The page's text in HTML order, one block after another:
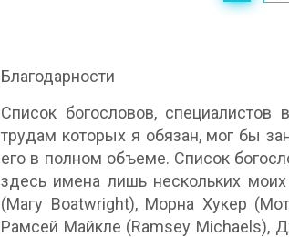
Благодарности
Список богословов, специалистов
трудам которых я обязан, мог бы
его в полном объеме. Список
здесь имена лишь нескольких
(Магу Boatwright), Морна Хукер
Рамсей Майкле (Ramsey Michaels),